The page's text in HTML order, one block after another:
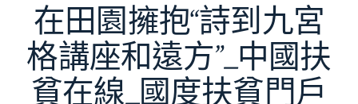
在田園擁抱“詩到九宮
格講座和遠方”_中國扶
貧在線_國度扶貧門戶